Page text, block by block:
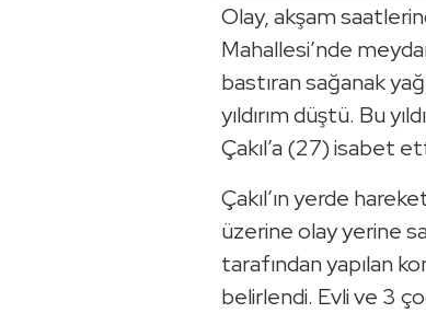
Olay, akşam
Mahallesi’nde
bastıran sağanak
yıldırım düştü. Bu
Çakıl’a (27) isabet
Çakıl’ın yerde
üzerine olay yerine
tarafından yapılan
belirlendi. Evli ve 3